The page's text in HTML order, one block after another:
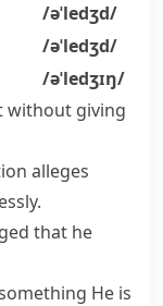
/əˈledʒd/
/əˈledʒd/
/əˈledʒɪŋ/
without giving
alleges
that he
He is